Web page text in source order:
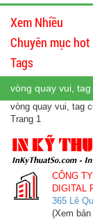
Xem Nhiều
Chuyên mục hot
Tags
vòng quay vui,
vòng quay vui, tag
Trang 1
CÔNG
DIGITAL
365 Lê
(Xem bản